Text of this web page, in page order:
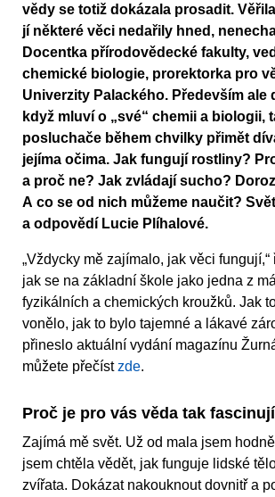
vědy se totiž dokázala prosadit.
jí některé věci nedařily hned,
Docentka přírodovědecké fakulty,
chemické biologie, prorektorka pro
Univerzity Palackého. Především ale
když mluví o „své“ chemii a biologii,
posluchače během chvilky přimět
jejíma očima. Jak fungují rostliny?
a proč ne? Jak zvládají sucho?
A co se od nich můžeme naučit?
a odpovědí Lucie Plíhalové.
„Vždycky mě zajímalo, jak věci
jak se na základní škole jako jedna z
fyzikálních a chemických kroužků. Jak
vonělo, jak to bylo tajemné a lákavé
přineslo aktuální vydání magazínu
můžete přečístzde.
Proč je pro vás věda tak
Zajímá mě svět. Už od mala jsem
jsem chtěla vědět, jak funguje lidské
zvířata. Dokázat nakouknout dovnitř a